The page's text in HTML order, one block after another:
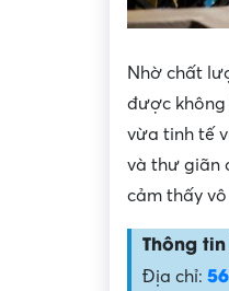
Nhờ chất
được
vừa tinh tế
và thư giãn
cảm thấy
Thông
Địa chỉ: